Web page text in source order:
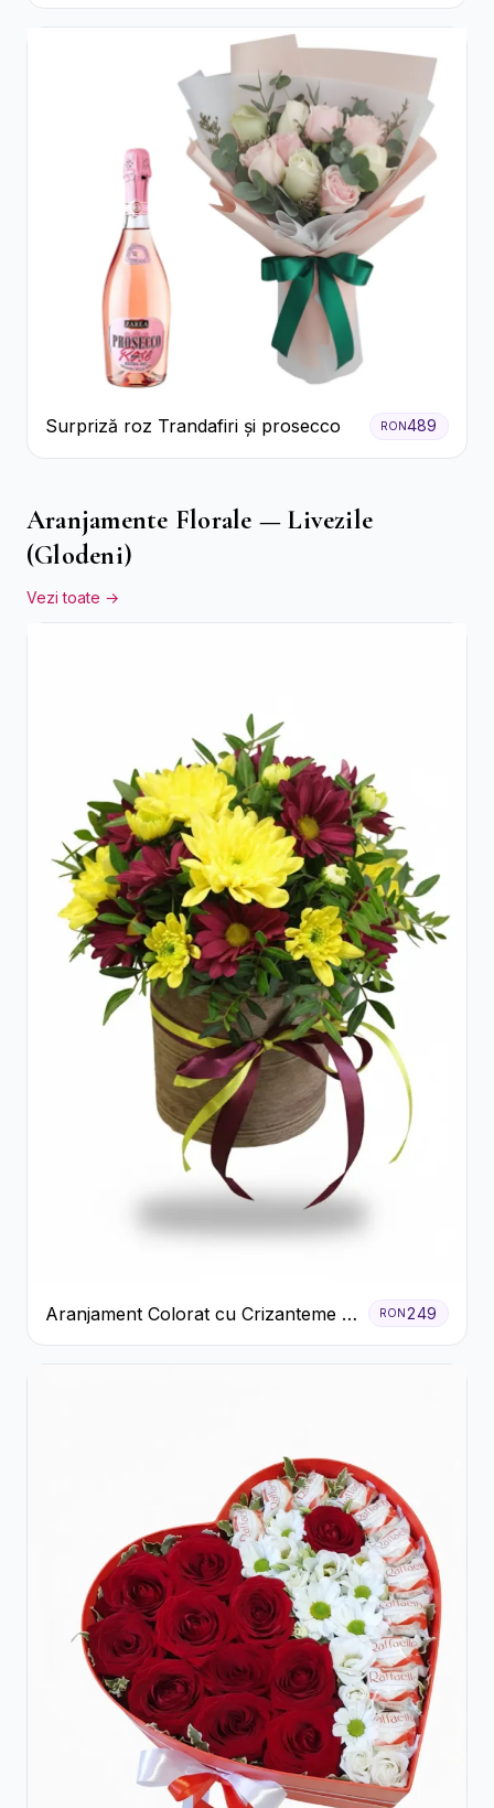
Surpriză roz Trandafiri și prosecco RON489
Aranjamente Florale — Livezile
(Glodeni)
Vezi toate →
Aranjament Colorat cu Crizanteme în
Cutie Rustică
RON 249